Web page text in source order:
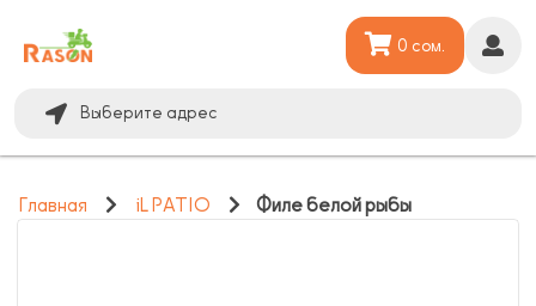
Выберите адрес
0 сом.
Главная iL PATIO Филе белой рыбы